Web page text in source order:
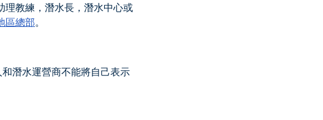
理教練，潛水長，潛水中心或
區總部。
潛水運營商不能將自己表示